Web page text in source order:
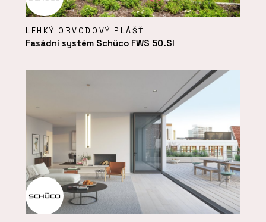
LEHKÝ OBVODOVÝ PLÁŠŤ
Fasádní systém Schüco FWS 50.SI